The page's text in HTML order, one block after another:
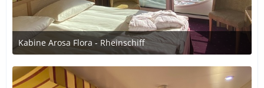
Kabine Arosa Flora - Rheinschiff
7. Juli 2020 um 21:04